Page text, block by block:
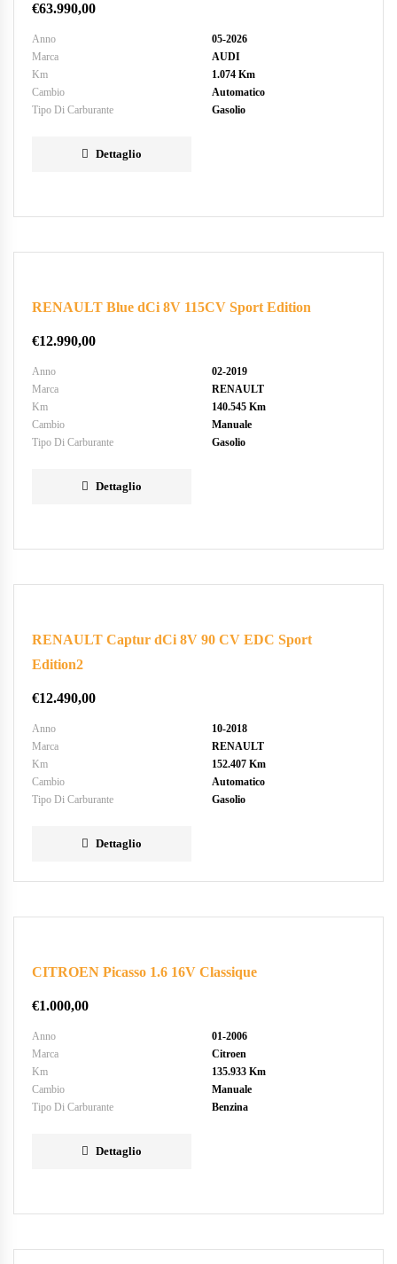
€63.990,00
Anno
05-2026
Marca
AUDI
Km
1.074 Km
Cambio
Automatico
Tipo Di Carburante
Gasolio
Dettaglio
RENAULT Blue dCi 8V 115CV Sport Edition
€12.990,00
Anno
02-2019
Marca
RENAULT
Km
140.545 Km
Cambio
Manuale
Tipo Di Carburante
Gasolio
Dettaglio
RENAULT Captur dCi 8V 90 CV EDC Sport
Edition2
€12.490,00
Anno
10-2018
Marca
RENAULT
Km
152.407 Km
Cambio
Automatico
Tipo Di Carburante
Gasolio
Dettaglio
CITROEN Picasso 1.6 16V Classique
€1.000,00
Anno
01-2006
Marca
Citroen
Km
135.933 Km
Cambio
Manuale
Tipo Di Carburante
Benzina
Dettaglio